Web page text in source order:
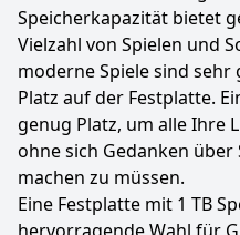
Speicherkapazität bietet
Vielzahl von Spielen und
moderne Spiele sind
Platz auf der Festplatte.
genug Platz, um alle Ihre
ohne sich Gedanken
machen zu müssen.
Eine Festplatte mit 1 TB